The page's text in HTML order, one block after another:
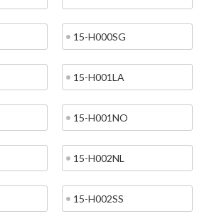
15-H000SG
15-H001LA
15-H001NO
15-H002NL
15-H002SS